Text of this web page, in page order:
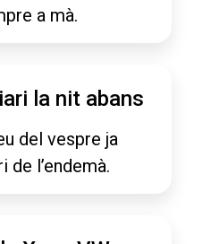
a mà.
la nit abans
del vespre ja
l’endemà.